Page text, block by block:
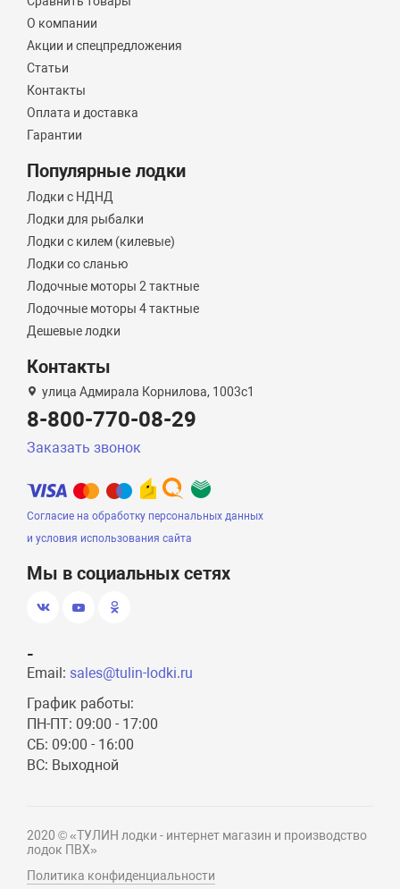
О компании
Акции и спецпредложения
Статьи
Контакты
Оплата и доставка
Гарантии
Популярные лодки
Лодки с НДНД
Лодки для рыбалки
Лодки с килем (килевые)
Лодки со сланью
Лодочные моторы 2 тактные
Лодочные моторы 4 тактные
Дешевые лодки
Контакты
улица Адмирала Корнилова, 1003с1
8-800-770-08-29
Заказать звонок
Согласие на обработку персональных данных
и условия использования сайта
Мы в социальных сетях
-
Email: sales@tulin-lodki.ru
График работы:
ПН-ПТ: 09:00 - 17:00
СБ: 09:00 - 16:00
ВС: Выходной
2020 © «ТУЛИН лодки - интернет магазин и производство
лодок ПВХ»
Политика конфиденциальности